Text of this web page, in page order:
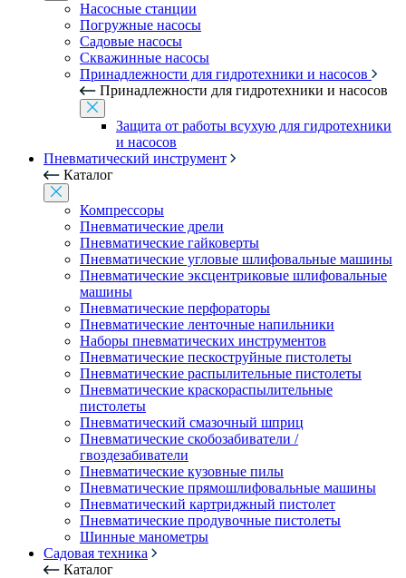
Насосные станции
Погружные насосы
Садовые насосы
Скважинные насосы
Принадлежности для гидротехники и насосов
Принадлежности для гидротехники и насосов
Защита от работы всухую для гидротехники
и насосов
Пневматический инструмент
Каталог
Компрессоры
Пневматические дрели
Пневматические гайковерты
Пневматические угловые шлифовальные машины
Пневматические эксцентриковые шлифовальные
машины
Пневматические перфораторы
Пневматические ленточные напильники
Наборы пневматических инструментов
Пневматические пескоструйные пистолеты
Пневматические распылительные пистолеты
Пневматические краскораспылительные
пистолеты
Пневматический смазочный шприц
Пневматические скобозабиватели /
гвоздезабиватели
Пневматические кузовные пилы
Пневматические прямошлифовальные машины
Пневматический картриджный пистолет
Пневматические продувочные пистолеты
Шинные манометры
Садовая техника
Каталог